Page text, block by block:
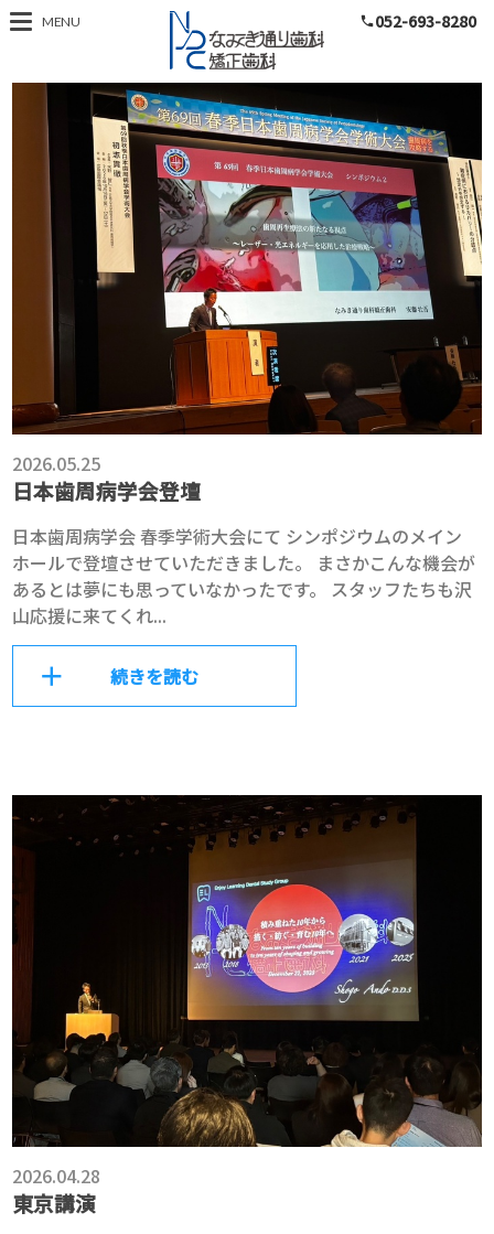
スタッ
MENU phone052-693-8280
2026.05.25
日本歯周病学会登壇
日本歯周病学会 春季学術大会にて シンポジウムのメイン
ホールで登壇させていただきました。 まさかこんな機会が
あるとは夢にも思っていなかったです。 スタッフたちも沢
山応援に来てくれ...
続きを読む
2026.04.28
東京講演